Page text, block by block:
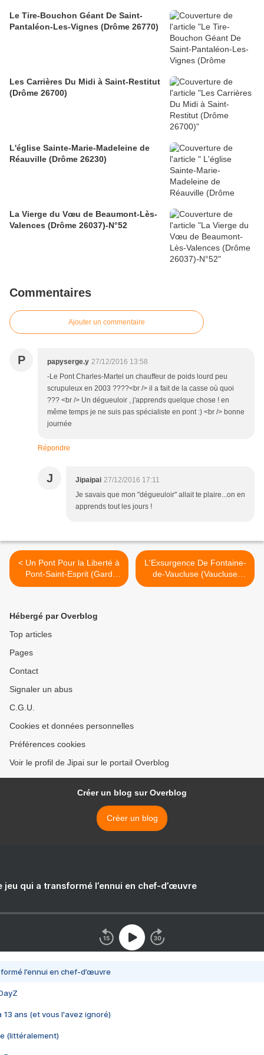
Le Tire-Bouchon Géant De Saint-
Pantaléon-Les-Vignes (Drôme 26770)
Les Carrières Du Midi à Saint-Restitut
(Drôme 26700)
L'église Sainte-Marie-Madeleine de
Réauville (Drôme 26230)
La Vierge du Vœu de Beaumont-Lès-
Valences (Drôme 26037)-N°52
Commentaires
Ajouter un commentaire
P papyserge.y 27/12/2016 13:58
-Le Pont Charles-Martel un chauffeur de poids lourd peu
scrupuleux en 2003 ????<br /> il a fait de la casse où quoi
??? <br /> Un dégueuloir , j'apprends quelque chose ! en
même temps je ne suis pas spécialiste en pont :) <br /> bonne
journée
Répondre
J Jipaipai 27/12/2016 17:11
Je savais que mon "dégueuloir" allait te plaire...on en
apprends tout les jours !
< Un Pont Pour la Liberté à
Pont-Saint-Esprit (Gard
30130).
L'Exsurgence De Fontaine-
de-Vaucluse (Vaucluse
84800) >
Hébergé par Overblog
Top articles
Pages
Contact
Signaler un abus
C.G.U.
Cookies et données personnelles
Préférences cookies
Voir le profil de Jipai sur le portail Overblog
Créer un blog sur Overblog
Créer un blog
jeu qui a transformé l’ennui en chef-d’œuvre
l’ennui en chef-d’œuvre
13 ans (et vous l'avez ignoré)
(littéralement)